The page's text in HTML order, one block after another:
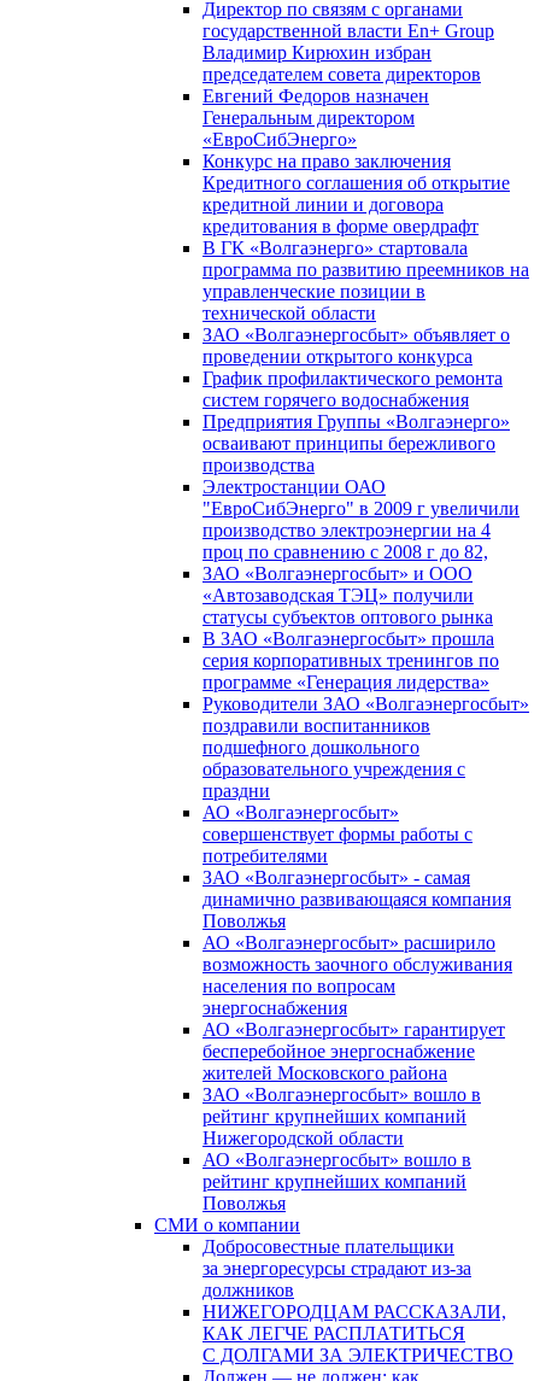
Директор по связям с органами
государственной власти En+ Group
Владимир Кирюхин избран
председателем совета директоров
Евгений Федоров назначен
Генеральным директором
«ЕвроСибЭнерго»
Конкурс на право заключения
Кредитного соглашения об открытие
кредитной линии и договора
кредитования в форме овердрафт
В ГК «Волгаэнерго» стартовала
программа по развитию преемников на
управленческие позиции в
технической области
ЗАО «Волгаэнергосбыт» объявляет о
проведении открытого конкурса
График профилактического ремонта
систем горячего водоснабжения
Предприятия Группы «Волгаэнерго»
осваивают принципы бережливого
производства
Электростанции ОАО
"ЕвроСибЭнерго" в 2009 г увеличили
производство электроэнергии на 4
проц по сравнению с 2008 г до 82,
ЗАО «Волгаэнергосбыт» и ООО
«Автозаводская ТЭЦ» получили
статусы субъектов оптового рынка
В ЗАО «Волгаэнергосбыт» прошла
серия корпоративных тренингов по
программе «Генерация лидерства»
Руководители ЗАО «Волгаэнергосбыт»
поздравили воспитанников
подшефного дошкольного
образовательного учреждения с
праздни
АО «Волгаэнергосбыт»
совершенствует формы работы с
потребителями
ЗАО «Волгаэнергосбыт» - самая
динамично развивающаяся компания
Поволжья
АО «Волгаэнергосбыт» расширило
возможность заочного обслуживания
населения по вопросам
энергоснабжения
АО «Волгаэнергосбыт» гарантирует
бесперебойное энергоснабжение
жителей Московского района
ЗАО «Волгаэнергосбыт» вошло в
рейтинг крупнейших компаний
Нижегородской области
АО «Волгаэнергосбыт» вошло в
рейтинг крупнейших компаний
Поволжья
СМИ о компании
Добросовестные плательщики
за энергоресурсы страдают из-за
должников
НИЖЕГОРОДЦАМ РАССКАЗАЛИ,
КАК ЛЕГЧЕ РАСПЛАТИТЬСЯ
С ДОЛГАМИ ЗА ЭЛЕКТРИЧЕСТВО